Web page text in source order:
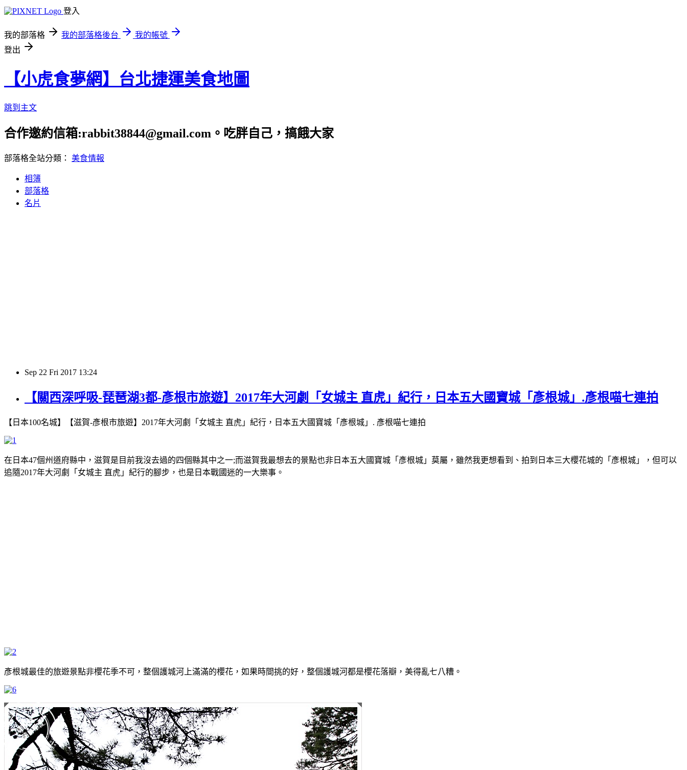
登入
我的部落格 我的部落格後台
我的帳號
登出
【小虎食夢網】台北捷運美食地圖
跳到主文
合作邀約信箱:rabbit38844@gmail.com。吃胖自己，搞餓大家
部落格全站分類： 美食情報
相簿
部落格
名片
Sep 22 Fri 2017 13:24
【關西深呼吸-琵琶湖3都-彥根市旅遊】2017年大河劇「女城主 直虎」紀行，日本五大國寶城「彥根城」.彥根喵七連拍
【日本100名城】【滋賀-彥根市旅遊】2017年大河劇「女城主 直虎」紀行，日本五大國寶城「彥根城」. 彥根喵七連拍
在日本47個州道府縣中，滋賀是目前我沒去過的四個縣其中之一;而滋賀我最想去的景點也非日本五大國寶城「彥根城」莫屬，雖然我更想看到、拍到日本三大櫻花城的「彥根城」，但可以
追隨2017年大河劇「女城主 直虎」紀行的腳步，也是日本戰國迷的一大樂事。
彥根城最佳的旅遊景點非櫻花季不可，整個護城河上滿滿的櫻花，如果時間挑的好，整個護城河都是櫻花落瓣，美得亂七八糟。